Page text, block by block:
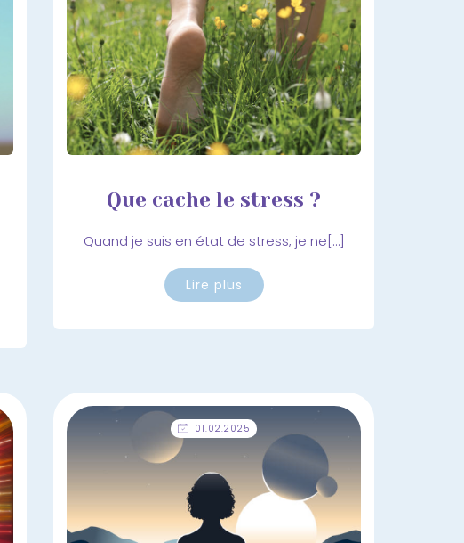
Que cache le stress ?
Quand je suis en état de stress, je ne[…]
Lire plus
01.02.2025